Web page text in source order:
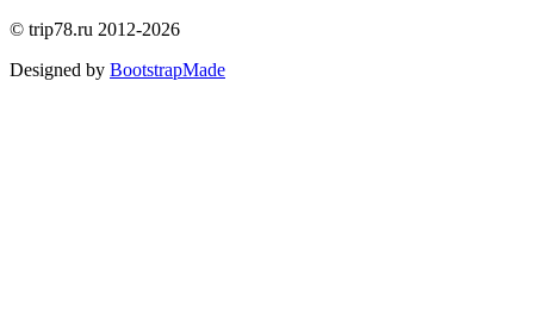
© trip78.ru 2012-2026
Designed by BootstrapMade